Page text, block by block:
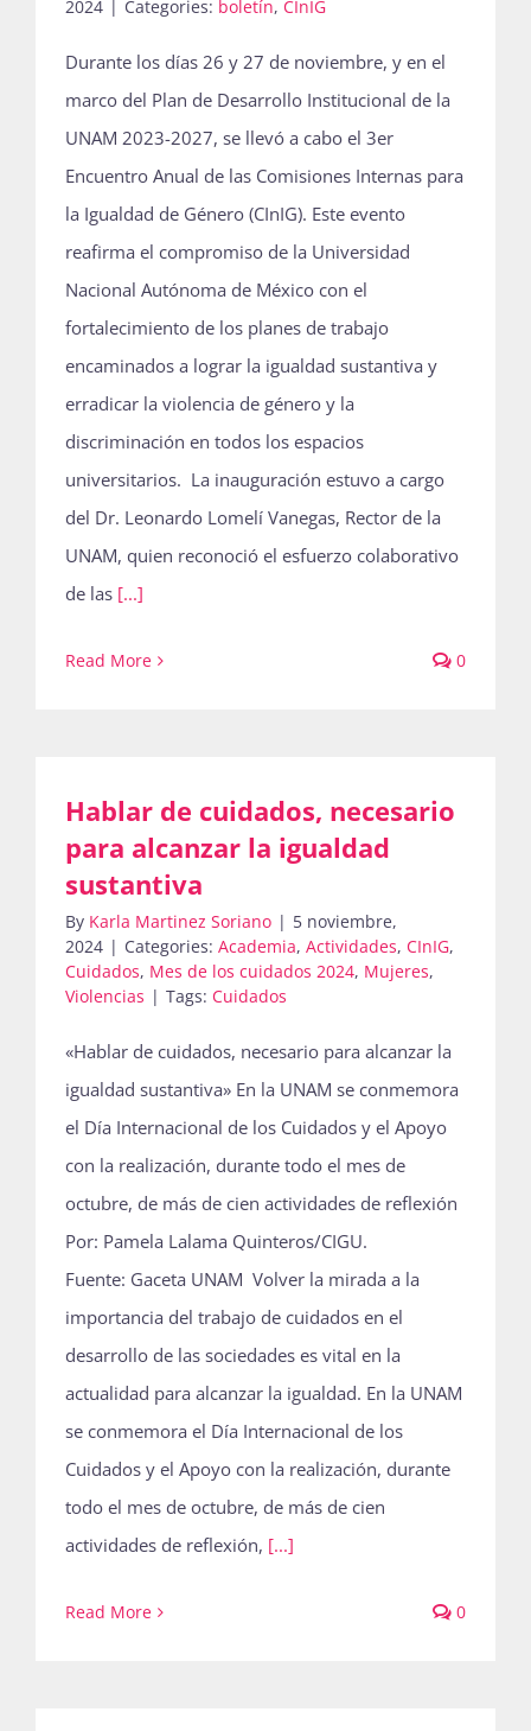
2024 Categories: boletín, CInIG
Durante los días 26 y 27 de noviembre, y en el
marco del Plan de Desarrollo Institucional de la
UNAM 2023-2027, se llevó a cabo el 3er
Encuentro Anual de las Comisiones Internas para
la Igualdad de Género (CInIG). Este evento
reafirma el compromiso de la Universidad
Nacional Autónoma de México con el
fortalecimiento de los planes de trabajo
encaminados a lograr la igualdad sustantiva y
erradicar la violencia de género y la
discriminación en todos los espacios
universitarios. La inauguración estuvo a cargo
del Dr. Leonardo Lomelí Vanegas, Rector de la
UNAM, quien reconoció el esfuerzo colaborativo
de las [...]
Read More 0
Hablar de cuidados, necesario
para alcanzar la igualdad
sustantiva
By Karla Martinez Soriano | 5 noviembre,
2024 | Categories: Academia, Actividades, CInIG,
Cuidados, Mes de los cuidados 2024, Mujeres,
Violencias | Tags: Cuidados
«Hablar de cuidados, necesario para alcanzar la
igualdad sustantiva» En la UNAM se conmemora
el Día Internacional de los Cuidados y el Apoyo
con la realización, durante todo el mes de
octubre, de más de cien actividades de reflexión
Por: Pamela Lalama Quinteros/CIGU.
Fuente: Gaceta UNAM Volver la mirada a la
importancia del trabajo de cuidados en el
desarrollo de las sociedades es vital en la
actualidad para alcanzar la igualdad. En la UNAM
se conmemora el Día Internacional de los
Cuidados y el Apoyo con la realización, durante
todo el mes de octubre, de más de cien
actividades de reflexión, [...]
Read More 0